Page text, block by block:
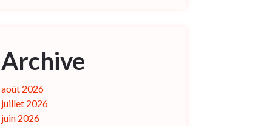
Archive
août 2026
juillet 2026
juin 2026